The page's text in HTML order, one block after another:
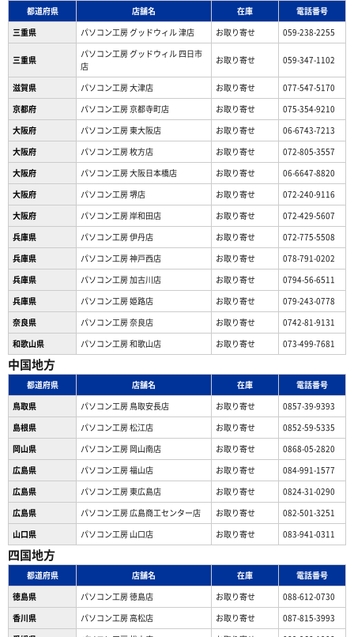
都道府県 店舗名 在庫
電話番号
三重県
パソコン工房 グッドウィル 津店 お取り寄せ 059-238-2255
三重県
パソコン工房 グッドウィル 四日市
店
お取り寄せ 059-347-1102
滋賀県 パソコン工房 大津店 お取り寄せ
077-547-5170
京都府
パソコン工房 京都寺町店 お取り寄せ
075-354-9210
大阪府
パソコン工房 東大阪店 お取り寄せ
06-6743-7213
大阪府
パソコン工房 枚方店 お取り寄せ
072-805-3557
大阪府
パソコン工房 大阪日本橋店 お取り寄せ
06-6647-8820
大阪府
パソコン工房 堺店 お取り寄せ
072-240-9116
大阪府
パソコン工房 岸和田店 お取り寄せ
072-429-5607
兵庫県
パソコン工房 伊丹店 お取り寄せ
072-775-5508
兵庫県
パソコン工房 神戸西店 お取り寄せ
078-791-0202
兵庫県
パソコン工房 加古川店 お取り寄せ
0794-56-6511
兵庫県
パソコン工房 姫路店 お取り寄せ
079-243-0778
奈良県
パソコン工房 奈良店 お取り寄せ
0742-81-9131
和歌山県
パソコン工房 和歌山店 お取り寄せ 073-499-7681
中国地方
都道府県 店舗名 在庫
電話番号
鳥取県
パソコン工房 鳥取安長店 お取り寄せ
0857-39-9393
島根県
パソコン工房 松江店 お取り寄せ
0852-59-5335
岡山県
パソコン工房 岡山南店 お取り寄せ
0868-05-2820
広島県
パソコン工房 福山店 お取り寄せ
084-991-1577
広島県
パソコン工房 東広島店 お取り寄せ
0824-31-0290
広島県
パソコン工房 広島商工センター店 お取り寄せ
082-501-3251
山口県
パソコン工房 山口店 お取り寄せ 083-941-0311
四国地方
都道府県 店舗名 在庫
電話番号
徳島県
パソコン工房 徳島店 お取り寄せ
088-612-0730
香川県
パソコン工房 高松店 お取り寄せ
087-815-3993